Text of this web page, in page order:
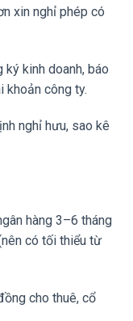
xin nghỉ phép có
ký kinh doanh, báo
khoản công ty.
nghỉ hưu, sao kê
hàng 3–6 tháng
có tối thiểu từ
cho thuê, cổ